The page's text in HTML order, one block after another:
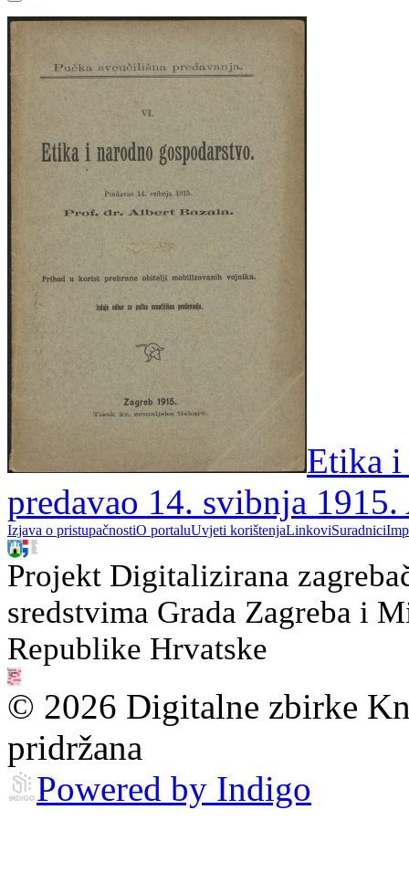
Etika i
predavao 14. svibnja
Izjava o pristupačnostiO portaluUvjeti korištenjaLinkoviSuradnici
Projekt Digitalizirana
sredstvima Grada Zagreba i
Republike Hrvatske
© 2026 Digitalne zbirke
pridržana
Powered by Indigo